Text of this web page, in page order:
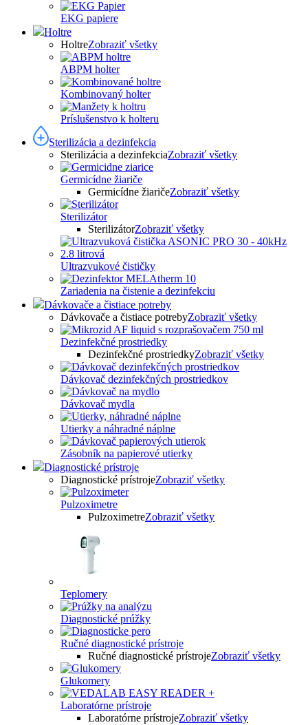
EKG papiere
Holtre
HoltreZobraziť všetky
ABPM holter
Kombinovaný holter
Príslušenstvo k holteru
Sterilizácia a dezinfekcia
Sterilizácia a dezinfekciaZobraziť všetky
Germicídne žiariče
Germicídne žiaričeZobraziť všetky
Sterilizátor
SterilizátorZobraziť všetky
Ultrazvukové čističky
Zariadenia na čistenie a dezinfekciu
Dávkovače a čistiace potreby
Dávkovače a čistiace potrebyZobraziť všetky
Dezinfekčné prostriedky
Dezinfekčné prostriedkyZobraziť všetky
Dávkovač dezinfekčných prostriedkov
Dávkovač mydla
Utierky a náhradné náplne
Zásobník na papierové utierky
Diagnostické prístroje
Diagnostické prístrojeZobraziť všetky
Pulzoximetre
PulzoximetreZobraziť všetky
Teplomery
Diagnostické prúžky
Ručné diagnostické prístroje
Ručné diagnostické prístrojeZobraziť všetky
Glukomery
Laboratórne prístroje
Laboratórne prístrojeZobraziť všetky